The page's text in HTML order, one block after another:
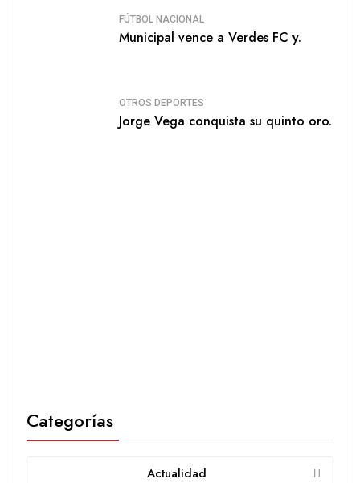
FÚTBOL NACIONAL
Municipal vence a Verdes FC y.
OTROS DEPORTES
Jorge Vega conquista su quinto oro.
Categorías
Actualidad